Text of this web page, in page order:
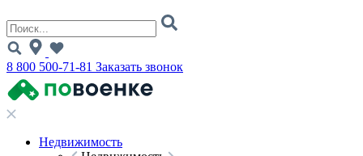
8 800 500-71-81 Заказать звонок
Недвижимость